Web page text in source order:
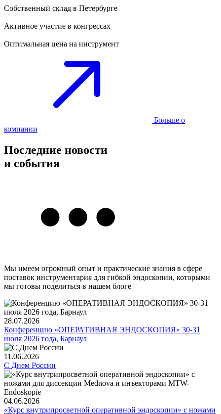
Собственный склад в Петербурге
Активное участие в конгрессах
Оптимальная цена на инструмент
Больше о
компании
Последние новости
и события
Мы имеем огромный опыт и практические знания в сфере
поставок инструментария для гибкой эндоскопии, которыми
мы готовы поделиться в нашем блоге
28.07.2026
Конференцию «ОПЕРАТИВНАЯ ЭНДОСКОПИЯ» 30-31
июля 2026 года, Барнаул
11.06.2026
С Днем России
04.06.2026
«Курс внутрипросветной оперативной эндоскопии» с ножами